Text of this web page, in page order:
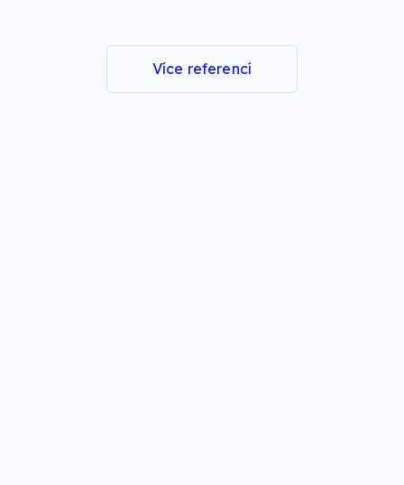
Více referencí